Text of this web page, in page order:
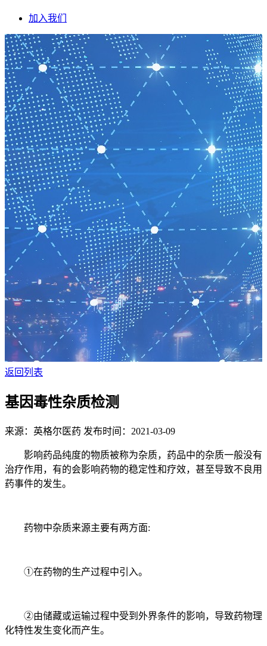
加入我们
返回列表
基因毒性杂质检测
来源：英格尔医药 发布时间：2021-03-09
影响药品纯度的物质被称为杂质，药品中的杂质一般没有
治疗作用，有的会影响药物的稳定性和疗效，甚至导致不良用
药事件的发生。
药物中杂质来源主要有两方面:
①在药物的生产过程中引入。
②由储藏或运输过程中受到外界条件的影响，导致药物理
化特性发生变化而产生。